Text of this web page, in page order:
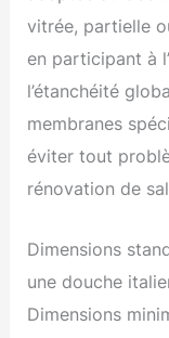
vitrée, partielle
en participant à
l’étanchéité
membranes
éviter tout
rénovation de
Dimensions
une douche
Dimensions